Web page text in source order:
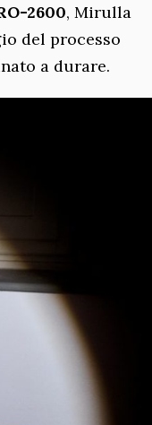
2600, Mirulla
del processo
a durare.